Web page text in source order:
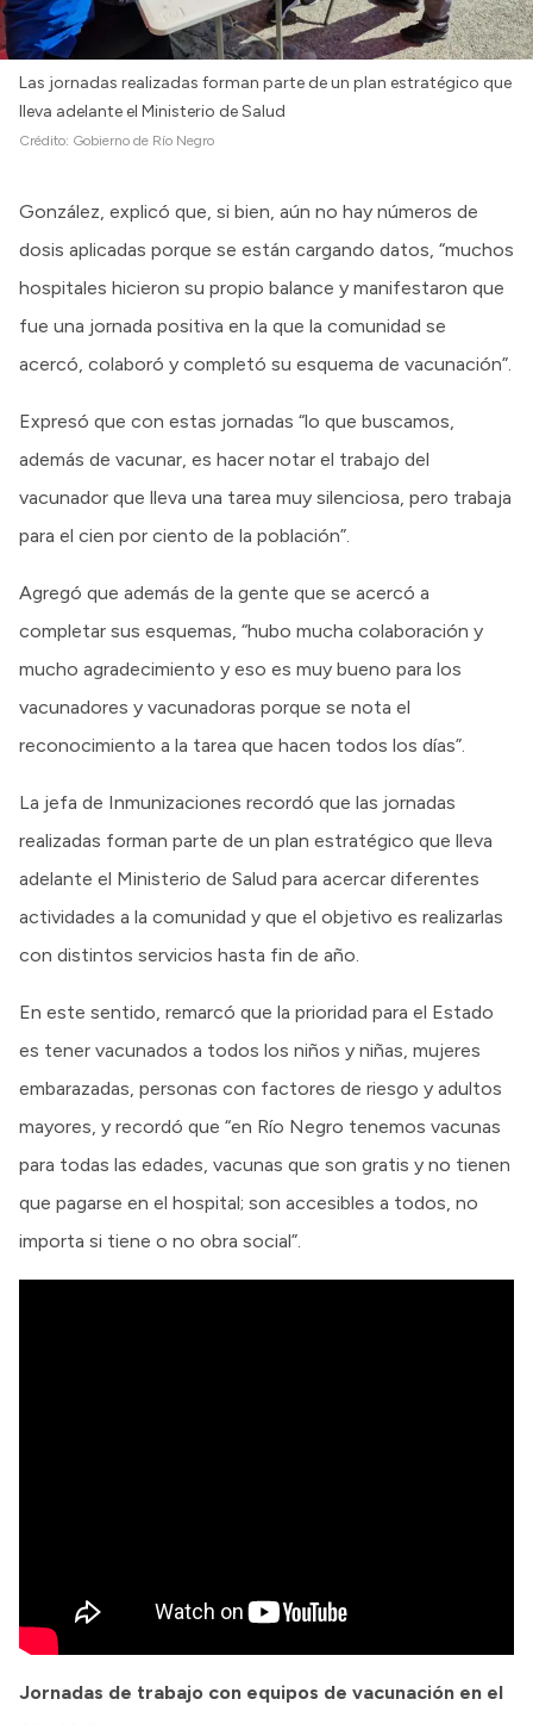
Las jornadas realizadas forman parte de un plan estratégico que
lleva adelante el Ministerio de Salud
Crédito: Gobierno de Río Negro
González, explicó que, si bien, aún no hay números de
dosis aplicadas porque se están cargando datos, “muchos
hospitales hicieron su propio balance y manifestaron que
fue una jornada positiva en la que la comunidad se
acercó, colaboró y completó su esquema de vacunación”.
Expresó que con estas jornadas “lo que buscamos,
además de vacunar, es hacer notar el trabajo del
vacunador que lleva una tarea muy silenciosa, pero trabaja
para el cien por ciento de la población”.
Agregó que además de la gente que se acercó a
completar sus esquemas, “hubo mucha colaboración y
mucho agradecimiento y eso es muy bueno para los
vacunadores y vacunadoras porque se nota el
reconocimiento a la tarea que hacen todos los días”.
La jefa de Inmunizaciones recordó que las jornadas
realizadas forman parte de un plan estratégico que lleva
adelante el Ministerio de Salud para acercar diferentes
actividades a la comunidad y que el objetivo es realizarlas
con distintos servicios hasta fin de año.
En este sentido, remarcó que la prioridad para el Estado
es tener vacunados a todos los niños y niñas, mujeres
embarazadas, personas con factores de riesgo y adultos
mayores, y recordó que “en Río Negro tenemos vacunas
para todas las edades, vacunas que son gratis y no tienen
que pagarse en el hospital; son accesibles a todos, no
importa si tiene o no obra social”.
Jornadas de trabajo con equipos de vacunación en el